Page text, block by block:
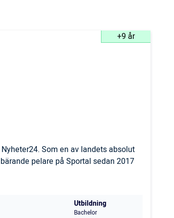
Som en av landets absolut
pelare på Sportal sedan 2017
Utbildning
Bachelor
+9 år